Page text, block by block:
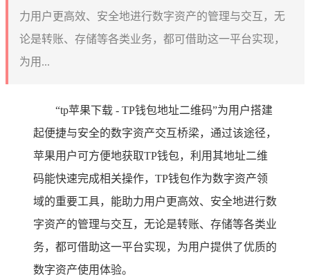
力用户更高效、安全地进行数字资产的管理与交互，无
论是转账、存储等各类业务，都可借助这一平台实现，
为用...
“tp苹果下载 - TP钱包地址二维码”为用户搭建
起便捷与安全的数字资产交互桥梁，通过该途径，
苹果用户可方便地获取TP钱包，利用其地址二维
码能快速完成相关操作，TP钱包作为数字资产领
域的重要工具，能助力用户更高效、安全地进行数
字资产的管理与交互，无论是转账、存储等各类业
务，都可借助这一平台实现，为用户提供了优质的
数字资产使用体验。